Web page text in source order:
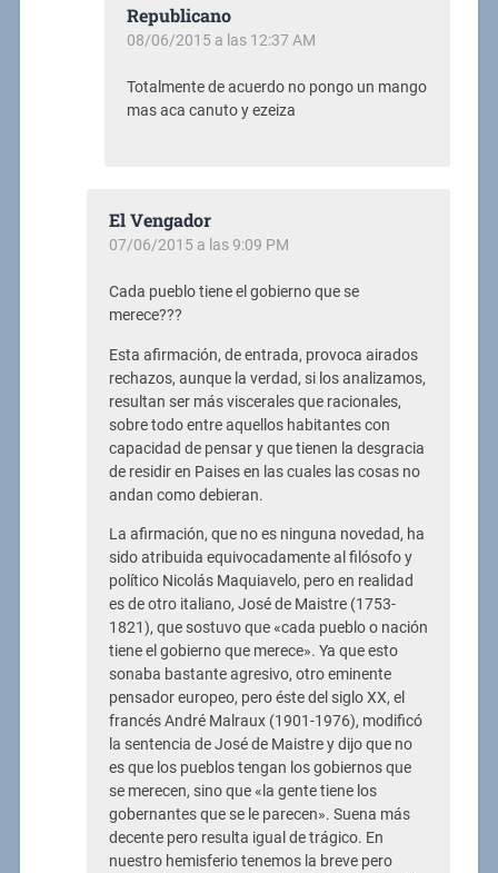
Republicano
08/06/2015 a las 12:37 AM
Totalmente de acuerdo no pongo un mango
mas aca canuto y ezeiza
El Vengador
07/06/2015 a las 9:09 PM
Cada pueblo tiene el gobierno que se
merece???
Esta afirmación, de entrada, provoca airados
rechazos, aunque la verdad, si los analizamos,
resultan ser más viscerales que racionales,
sobre todo entre aquellos habitantes con
capacidad de pensar y que tienen la desgracia
de residir en Paises en las cuales las cosas no
andan como debieran.
La afirmación, que no es ninguna novedad, ha
sido atribuida equivocadamente al filósofo y
político Nicolás Maquiavelo, pero en realidad
es de otro italiano, José de Maistre (1753-
1821), que sostuvo que «cada pueblo o nación
tiene el gobierno que merece». Ya que esto
sonaba bastante agresivo, otro eminente
pensador europeo, pero éste del siglo XX, el
francés André Malraux (1901-1976), modificó
la sentencia de José de Maistre y dijo que no
es que los pueblos tengan los gobiernos que
se merecen, sino que «la gente tiene los
gobernantes que se le parecen». Suena más
decente pero resulta igual de trágico. En
nuestro hemisferio tenemos la breve pero